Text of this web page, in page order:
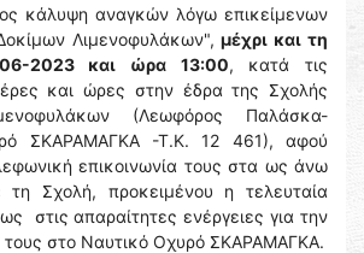
κάλυψη αναγκών λόγω επικείμενων
Λιμενοφυλάκων",μέχρι και τη
06-2023 και ώρα 13:00, κατά τις
και ώρες στην έδρα της Σχολής
(Λεωφόρος Παλάσκα-
ΣΚΑΡΑΜΑΓΚΑ -Τ.Κ. 12 461), αφού
επικοινωνία τους στα ως άνω
Σχολή, προκειμένου η τελευταία
στις απαραίτητες ενέργειες για την
τους στο Ναυτικό Οχυρό ΣΚΑΡΑΜΑΓΚΑ.